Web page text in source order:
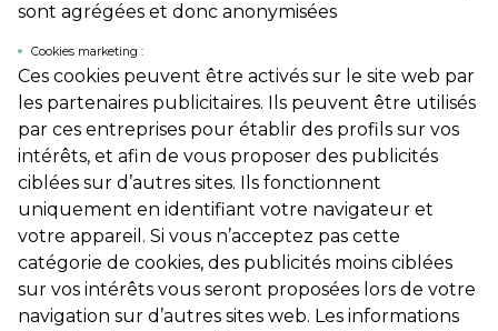
sont agrégées et donc anonymisées
Cookies marketing :
Ces cookies peuvent être activés sur le site web par
les partenaires publicitaires. Ils peuvent être utilisés
par ces entreprises pour établir des profils sur vos
intérêts, et afin de vous proposer des publicités
ciblées sur d’autres sites. Ils fonctionnent
uniquement en identifiant votre navigateur et
votre appareil. Si vous n’acceptez pas cette
catégorie de cookies, des publicités moins ciblées
sur vos intérêts vous seront proposées lors de votre
navigation sur d’autres sites web. Les informations